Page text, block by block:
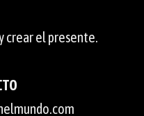
crear el presente.